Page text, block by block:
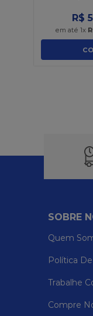
R$ 5
em até 1x
SOBRE
Quem
Política
Trabalhe
Compre